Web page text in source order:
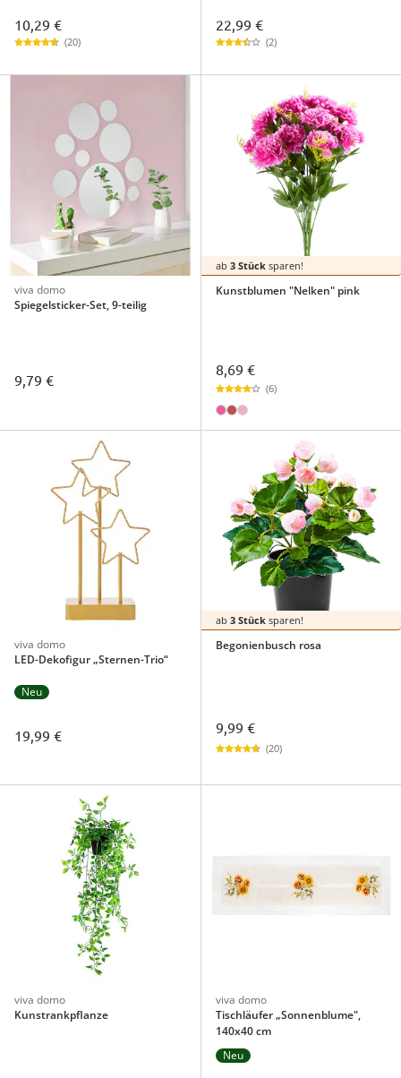
10,29 €
(20)
22,99 €
(2)
viva domo
Spiegelsticker-Set, 9-teilig
9,79 €
ab 3 Stücksparen!
Kunstblumen "Nelken" pink
8,69 €
(6)
viva domo
LED-Dekofigur „Sternen-Trio“
Neu
19,99 €
ab 3 Stücksparen!
Begonienbusch rosa
9,99 €
(20)
viva domo
Kunstrankpflanze
viva domo
Tischläufer „Sonnenblume",
140x40 cm
Neu